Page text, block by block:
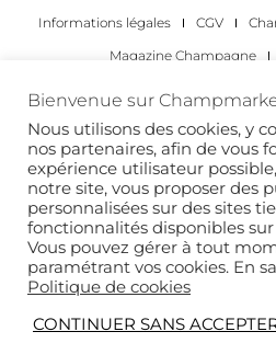
Informations légales
CGV
Magazine Champagne
Les occasions pour déguster du
Pour les
Copyright 2022 © tous droits
Bienvenue sur
Nous utilisons des cookies, y
nos partenaires, afin de vous
expérience utilisateur
notre site, vous proposer des
personnalisées sur des sites
fonctionnalités disponibles sur
Vous pouvez gérer à tout
paramétrant vos cookies. En
Politique de cookies
CONTINUER SANS